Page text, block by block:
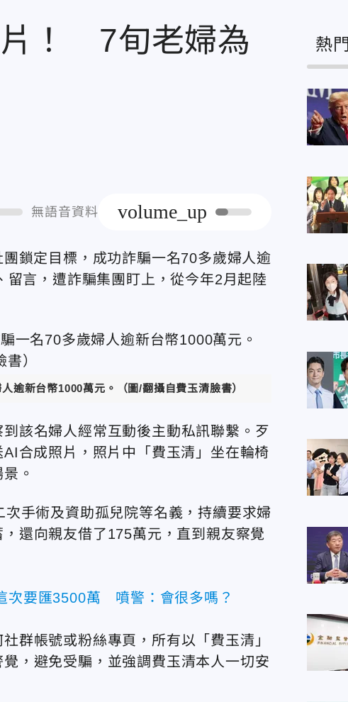
片！ 7旬老婦為
無語音資料 volume_up
鎖定目標，成功詐騙一名70多歲婦人逾
言，遭詐騙集團盯上，從今年2月起陸
逾新台幣1000萬元。（圖/翻攝自費玉清臉書）
該名婦人經常互動後主動私訊聯繫。歹
合成照片，照片中「費玉清」坐在輪椅
。
手術及資助孤兒院等名義，持續要求婦
還向親友借了175萬元，直到親友察覺
次要匯3500萬 噴警：會很多嗎？
群帳號或粉絲專頁，所有以「費玉清」
，避免受騙，並強調費玉清本人一切安
熱門